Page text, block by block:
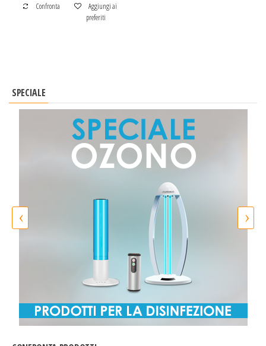
Confronta
Aggiungi ai
preferiti
SPECIALE
‹ ›